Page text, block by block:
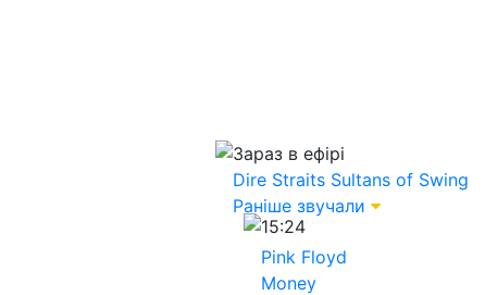
Зараз в ефірі
Dire Straits Sultans of Swing
Раніше звучали
15:24
Pink Floyd
Money